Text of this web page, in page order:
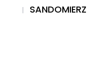
SANDOMIERZ